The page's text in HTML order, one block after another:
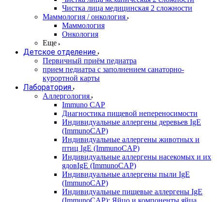
Чистка лица медицинская 2 сложности
Маммология / онкология
Маммология
Онкология
Еще
Детское отделение
Первичный приём педиатра
прием педиатра с заполнением санаторно-
курортной карты
Лаборатория
Аллергология
Immuno CAP
Диагностика пищевой непереносимости
Индивидуальные аллергены деревьев IgE
(ImmunoCAP)
Индивидуальные аллергены животных и
птиц IgE (ImmunoCAP)
Индивидуальные аллергены насекомых и их
ядовIgE (ImmunoCAP)
Индивидуальные аллергены пыли IgE
(ImmunoCAP)
Индивидуальные пищевые аллергены IgE
(ImmunoCAP): Яйцо и компоненты яйца